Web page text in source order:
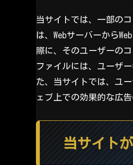
当サイトでは、一部の
は、Webサーバーから
際に、そのユーザーの
ファイルには、ユーザ
た、当サイトでは、ユ
ェブ上での効果的な広
当サイト